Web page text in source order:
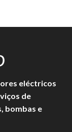
eléctricos
de
bombas e